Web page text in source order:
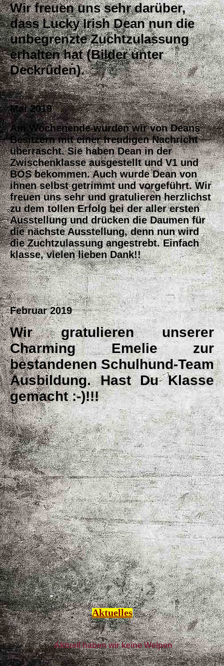
Wir freuen uns sehr darüber,
dass Lucky Irish Dean nun die
unbegrenzte Zuchtzulassung
erhalten hat (Bilder unter
Deckrüden).
Mai 2019
Am Wochenende wurden wir von Deans
Besitzern mit einer freudigen Nachricht
überrascht. Sie haben Dean in der
Zwischenklasse ausgestellt und V1 und
BOS bekommen. Auch wurde Dean von
ihnen selbst getrimmt und vorgeführt. Wir
freuen uns sehr und gratulieren herzlichst
zu dem tollen Erfolg bei der aller ersten
Ausstellung und drücken die Daumen für
die nächste Ausstellung, denn nun wird
die Zuchtzulassung angestrebt. Einfach
klasse, vielen lieben Dank!!
Februar 2019
Wir gratulieren unserer
Charming Emelie zur
bestandenen Schulhund-Team
Ausbildung. Hast Du Klasse
gemacht :-)!!!
Aktuelles
Aktuell haben wir keine Welpen